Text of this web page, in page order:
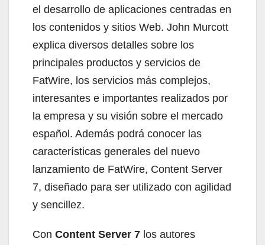
el desarrollo de aplicaciones centradas en
los contenidos y sitios Web. John Murcott
explica diversos detalles sobre los
principales productos y servicios de
FatWire, los servicios más complejos,
interesantes e importantes realizados por
la empresa y su visión sobre el mercado
español. Además podrá conocer las
características generales del nuevo
lanzamiento de FatWire, Content Server
7, diseñado para ser utilizado con agilidad
y sencillez.
Con Content Server 7 los autores